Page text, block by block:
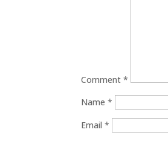
Comment*
Name*
Email*